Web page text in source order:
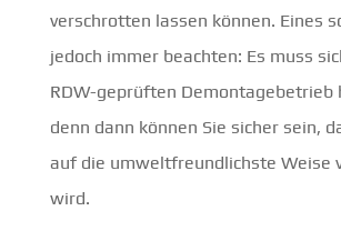
verschrotten lassen können. Eines
jedoch immer beachten: Es muss
RDW-geprüften Demontagebetrieb
denn dann können Sie sicher sein,
auf die umweltfreundlichste Weise
wird.